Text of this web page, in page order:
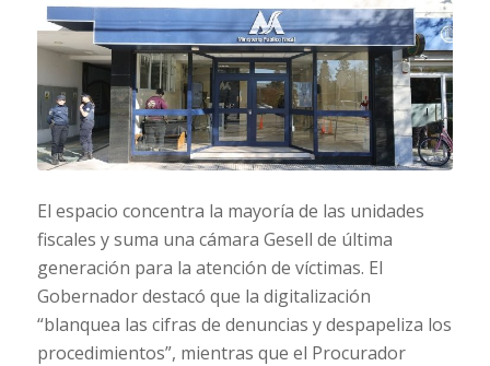
El espacio concentra la mayoría de las unidades
fiscales y suma una cámara Gesell de última
generación para la atención de víctimas. El
Gobernador destacó que la digitalización
“blanquea las cifras de denuncias y despapeliza los
procedimientos”, mientras que el Procurador